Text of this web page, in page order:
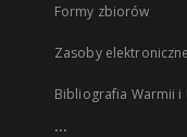
Formy zbiorów
Zasoby elektroniczne
Bibliografia Warmii i
...